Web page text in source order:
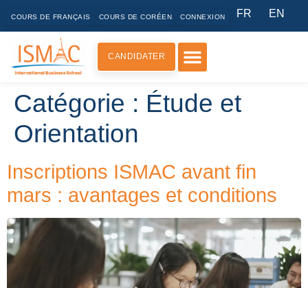
COURS DE FRANÇAIS COURS DE CORÉEN CONNEXION FR EN
CANDIDATER
Catégorie : Étude et
Orientation
Inscriptions ISMAC avant fin
mars : avantages et conditions